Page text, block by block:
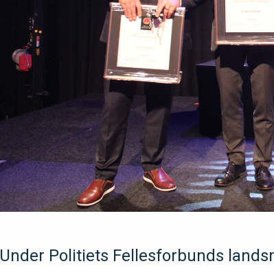
Under Politiets Fellesforbunds